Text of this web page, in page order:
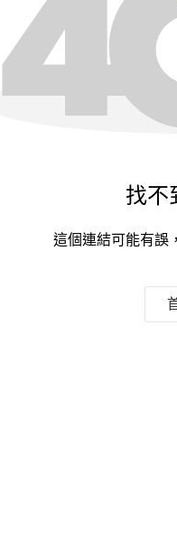
找不
這個連結可能有誤